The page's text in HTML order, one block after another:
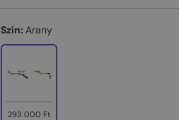
Szín: Arany
293 000 Ft